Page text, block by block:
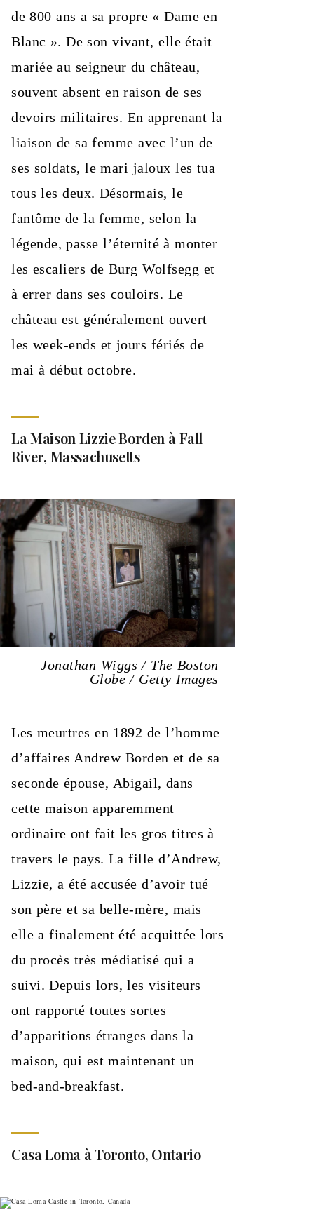
de 800 ans a sa propre « Dame en
Blanc ». De son vivant, elle était
mariée au seigneur du château,
souvent absent en raison de ses
devoirs militaires. En apprenant la
liaison de sa femme avec l’un de
ses soldats, le mari jaloux les tua
tous les deux. Désormais, le
fantôme de la femme, selon la
légende, passe l’éternité à monter
les escaliers de Burg Wolfsegg et
à errer dans ses couloirs. Le
château est généralement ouvert
les week-ends et jours fériés de
mai à début octobre.
La Maison Lizzie Borden à Fall
River, Massachusetts
Jonathan Wiggs / The Boston
Globe / Getty Images
Les meurtres en 1892 de l’homme
d’affaires Andrew Borden et de sa
seconde épouse, Abigail, dans
cette maison apparemment
ordinaire ont fait les gros titres à
travers le pays. La fille d’Andrew,
Lizzie, a été accusée d’avoir tué
son père et sa belle-mère, mais
elle a finalement été acquittée lors
du procès très médiatisé qui a
suivi. Depuis lors, les visiteurs
ont rapporté toutes sortes
d’apparitions étranges dans la
maison, qui est maintenant un
bed-and-breakfast.
Casa Loma à Toronto, Ontario